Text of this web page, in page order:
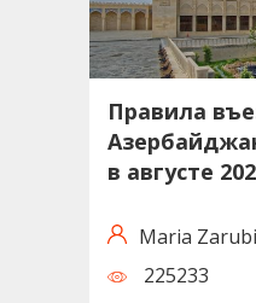
Правила
в августе
Maria
225233